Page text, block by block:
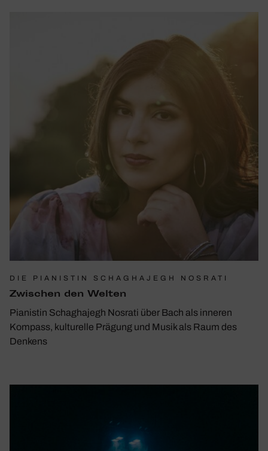
DIE PIANISTIN SCHAGHAJEGH NOSRATI
Zwischen den Welten
Pianistin Schaghajegh Nosrati über Bach als inneren
Kompass, kulturelle Prägung und Musik als Raum des
Denkens